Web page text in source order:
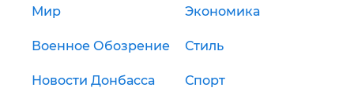
Мир Экономика
Военное Обозрение Стиль
Новости Донбасса Спорт